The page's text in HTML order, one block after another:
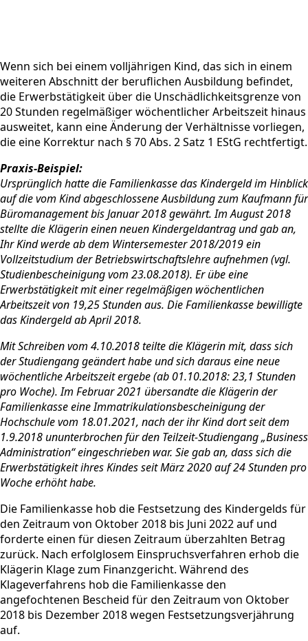
Wenn sich bei einem volljährigen Kind, das sich in einem
weiteren Abschnitt der beruflichen Ausbildung befindet,
die Erwerbstätigkeit über die Unschädlichkeitsgrenze von
20 Stunden regelmäßiger wöchentlicher Arbeitszeit hinaus
ausweitet, kann eine Änderung der Verhältnisse vorliegen,
die eine Korrektur nach § 70 Abs. 2 Satz 1 EStG rechtfertigt.
Praxis-Beispiel:
Ursprünglich hatte die Familienkasse das Kindergeld im Hinblick
auf die vom Kind abgeschlossene Ausbildung zum Kaufmann für
Büromanagement bis Januar 2018 gewährt. Im August 2018
stellte die Klägerin einen neuen Kindergeldantrag und gab an,
Ihr Kind werde ab dem Wintersemester 2018/2019 ein
Vollzeitstudium der Betriebswirtschaftslehre aufnehmen (vgl.
Studienbescheinigung vom 23.08.2018). Er übe eine
Erwerbstätigkeit mit einer regelmäßigen wöchentlichen
Arbeitszeit von 19,25 Stunden aus. Die Familienkasse bewilligte
das Kindergeld ab April 2018.
Mit Schreiben vom 4.10.2018 teilte die Klägerin mit, dass sich
der Studiengang geändert habe und sich daraus eine neue
wöchentliche Arbeitszeit ergebe (ab 01.10.2018: 23,1 Stunden
pro Woche). Im Februar 2021 übersandte die Klägerin der
Familienkasse eine Immatrikulationsbescheinigung der
Hochschule vom 18.01.2021, nach der ihr Kind dort seit dem
1.9.2018 ununterbrochen für den Teilzeit-Studiengang „Business
Administration“ eingeschrieben war. Sie gab an, dass sich die
Erwerbstätigkeit ihres Kindes seit März 2020 auf 24 Stunden pro
Woche erhöht habe.
Die Familienkasse hob die Festsetzung des Kindergelds für
den Zeitraum von Oktober 2018 bis Juni 2022 auf und
forderte einen für diesen Zeitraum überzahlten Betrag
zurück. Nach erfolglosem Einspruchsverfahren erhob die
Klägerin Klage zum Finanzgericht. Während des
Klageverfahrens hob die Familienkasse den
angefochtenen Bescheid für den Zeitraum von Oktober
2018 bis Dezember 2018 wegen Festsetzungsverjährung
auf.